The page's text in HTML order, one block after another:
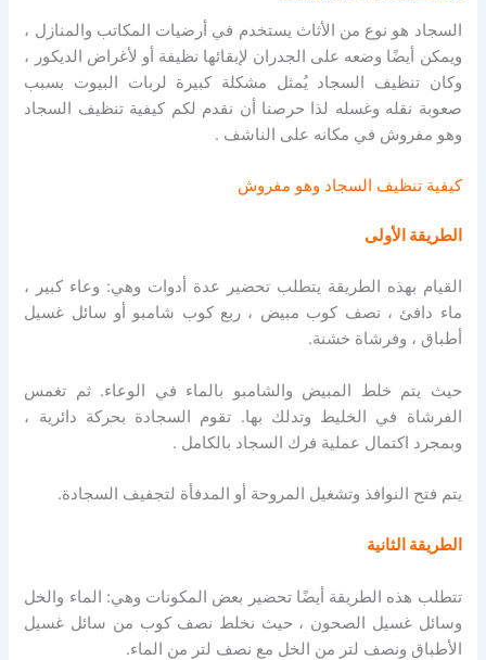
السجاد هو نوع من الأثاث يستخدم في أرضيات المكاتب والمنازل ،
ويمكن أيضًا وضعه على الجدران لإبقائها نظيفة أو لأغراض الديكور ،
وكان تنظيف السجاد يُمثل مشكلة كبيرة لربات البيوت بسبب
صعوبة نقله وغسله لذا حرصنا أن نقدم لكم كيفية تنظيف السجاد
وهو مفروش في مكانه على الناشف .
كيفية تنظيف السجاد وهو مفروش
الطريقة الأولى
القيام بهذه الطريقة يتطلب تحضير عدة أدوات وهي: وعاء كبير ،
ماء دافئ ، نصف كوب مبيض ، ربع كوب شامبو أو سائل غسيل
أطباق ، وفرشاة خشنة.
حيث يتم خلط المبيض والشامبو بالماء في الوعاء. ثم تغمس
الفرشاة في الخليط وتدلك بها. تقوم السجادة بحركة دائرية ،
وبمجرد اكتمال عملية فرك السجاد بالكامل .
يتم فتح النوافذ وتشغيل المروحة أو المدفأة لتجفيف السجادة.
الطريقة الثانية
تتطلب هذه الطريقة أيضًا تحضير بعض المكونات وهي: الماء والخل
وسائل غسيل الصحون ، حيث نخلط نصف كوب من سائل غسيل
الأطباق ونصف لتر من الخل مع نصف لتر من الماء.